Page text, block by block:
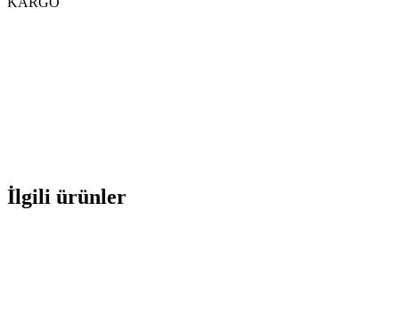
İlgili ürünler